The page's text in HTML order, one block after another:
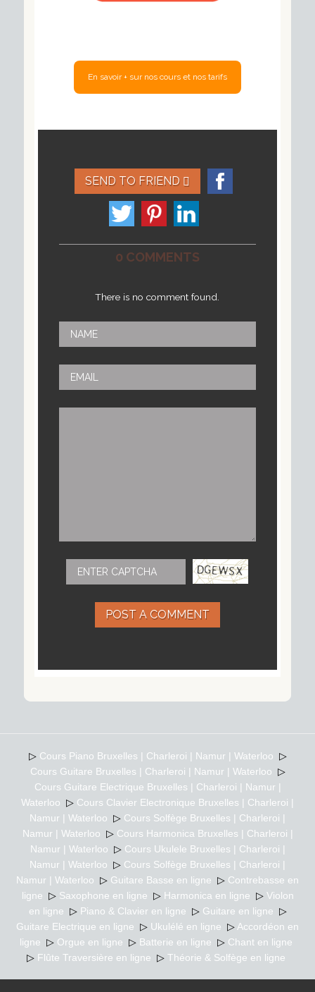
SEND TO FRIEND
0 COMMENTS
There is no comment found.
POST A COMMENT
▷ Cours Piano Bruxelles | Charleroi | Namur | Waterloo ▷
Cours Guitare Bruxelles | Charleroi | Namur | Waterloo ▷
Cours Guitare Electrique Bruxelles | Charleroi | Namur |
Waterloo ▷ Cours Clavier Electronique Bruxelles | Charleroi |
Namur | Waterloo ▷ Cours Solfège Bruxelles | Charleroi |
Namur | Waterloo ▷ Cours Harmonica Bruxelles | Charleroi |
Namur | Waterloo ▷ Cours Ukulele Bruxelles | Charleroi |
Namur | Waterloo ▷ Cours Solfège Bruxelles | Charleroi |
Namur | Waterloo ▷ Guitare Basse en ligne ▷ Contrebasse en
ligne ▷ Saxophone en ligne ▷ Harmonica en ligne ▷ Violon
en ligne ▷ Piano & Clavier en ligne ▷ Guitare en ligne ▷
Guitare Electrique en ligne ▷ Ukulélé en ligne ▷ Accordéon en
ligne ▷ Orgue en ligne ▷ Batterie en ligne ▷ Chant en ligne
▷ Flûte Traversière en ligne ▷ Théorie & Solfège en ligne